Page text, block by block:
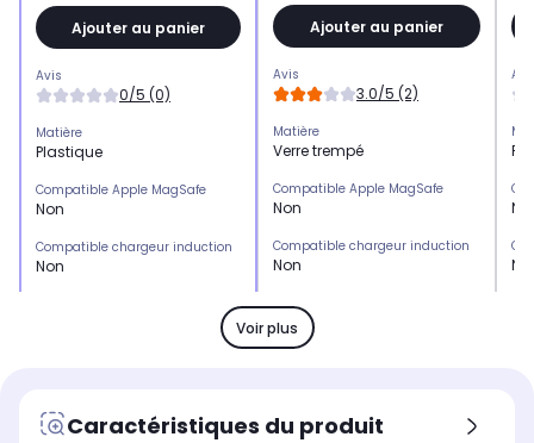
Ajouter au panier
Avis
0/5 (0)
Matière
Plastique
Compatible Apple MagSafe
Non
Compatible chargeur induction
Non
Marque compatible
Samsung
Ajouter au panier
Avis
3.0/5 (2)
Matière
Verre trempé
Compatible Apple MagSafe
Non
Compatible chargeur induction
Non
Emplacement(s) carte(s)
Non
Marque compatible
Samsung
Voir plus
Caractéristiques du produit